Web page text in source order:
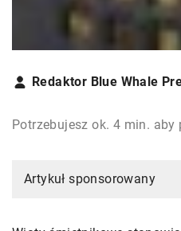
Redaktor Blue Whale
Potrzebujesz ok. 4 min. aby
Artykuł sponsorowany